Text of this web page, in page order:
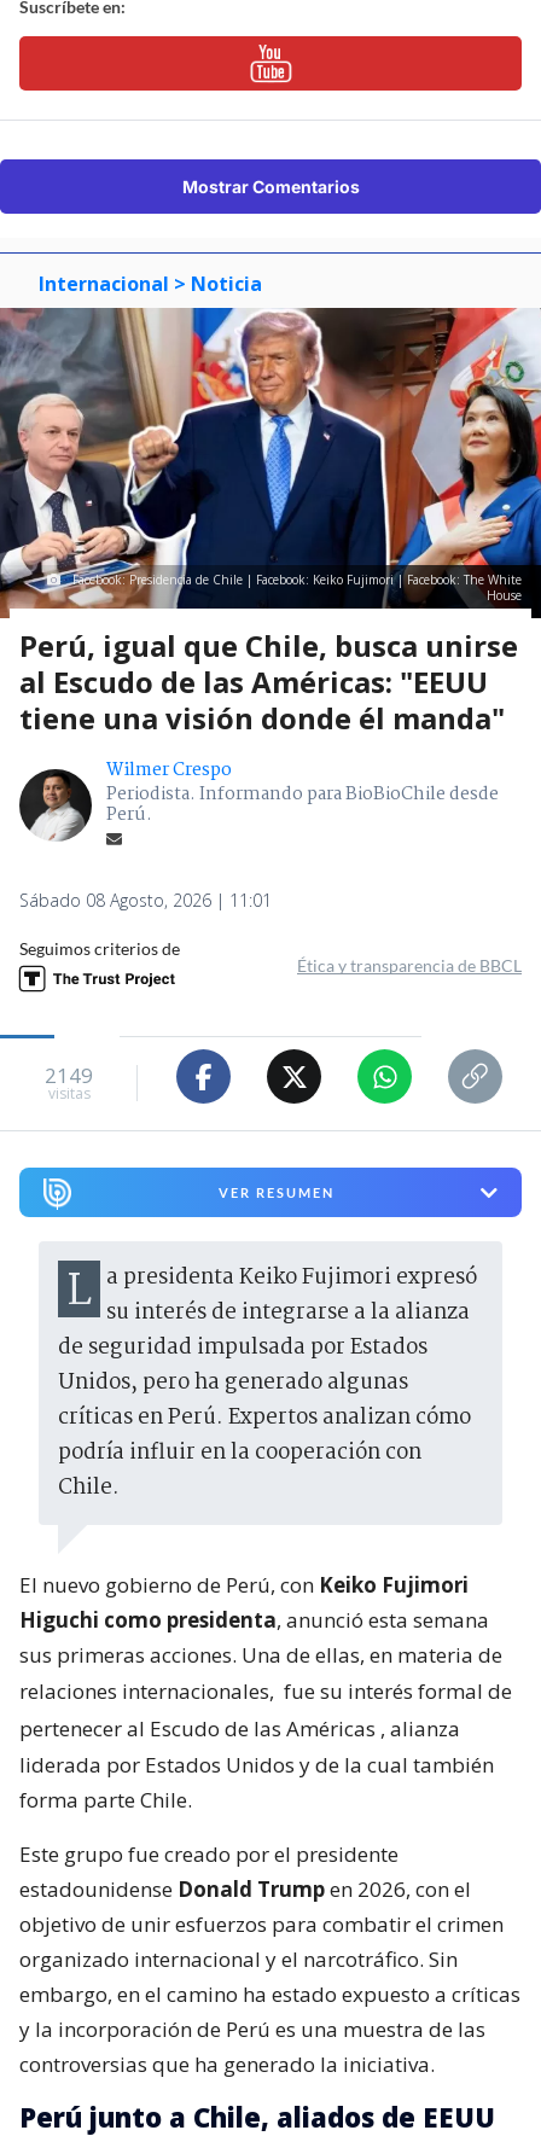
Suscríbete en:
Mostrar Comentarios
Internacional > Noticia
Facebook: Presidencia de Chile | Facebook: Keiko Fujimori | Facebook: The White
House
Perú, igual que Chile, busca unirse
al Escudo de las Américas: "EEUU
tiene una visión donde él manda"
Wilmer Crespo
Periodista. Informando para BioBioChile desde
Perú.
Sábado 08 Agosto, 2026 | 11:01
Seguimos criterios de
Ética y transparencia de BBCL
2149
visitas
VER RESUMEN
La presidenta Keiko Fujimori expresó su interés de integrarse a la alianza
de seguridad impulsada por Estados
Unidos, pero ha generado algunas
críticas en Perú. Expertos analizan cómo
podría influir en la cooperación con
Chile.
El nuevo gobierno de Perú, con Keiko Fujimori
Higuchi como presidenta, anunció esta semana
sus primeras acciones. Una de ellas, en materia de
relaciones internacionales, fue su interés formal de
pertenecer al Escudo de las Américas , alianza
liderada por Estados Unidos y de la cual también
forma parte Chile.
Este grupo fue creado por el presidente
estadounidense Donald Trumpen 2026, con el
objetivo de unir esfuerzos para combatir el crimen
organizado internacional y el narcotráfico. Sin
embargo, en el camino ha estado expuesto a críticas
y la incorporación de Perú es una muestra de las
controversias que ha generado la iniciativa.
Perú junto a Chile, aliados de EEUU